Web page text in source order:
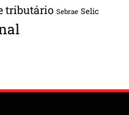
tributário Sebrae Selic